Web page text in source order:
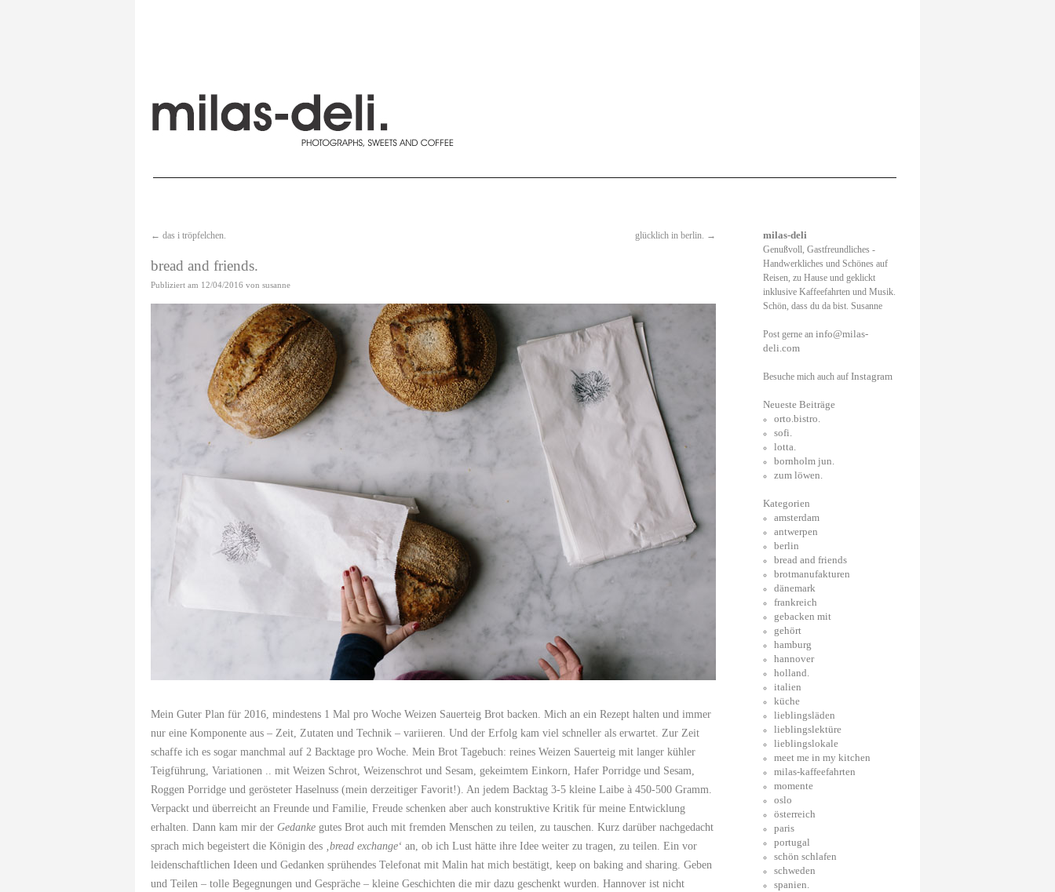
← das i tröpfelchen. glücklich in berlin. →
bread and friends.
Publiziert am 12/04/2016 von susanne
Mein Guter Plan für 2016, mindestens 1 Mal pro Woche Weizen Sauerteig Brot backen. Mich an ein Rezept halten und immer
nur eine Komponente aus – Zeit, Zutaten und Technik – variieren. Und der Erfolg kam viel schneller als erwartet. Zur Zeit
schaffe ich es sogar manchmal auf 2 Backtage pro Woche. Mein Brot Tagebuch: reines Weizen Sauerteig mit langer kühler
Teigführung, Variationen .. mit Weizen Schrot, Weizenschrot und Sesam, gekeimtem Einkorn, Hafer Porridge und Sesam,
Roggen Porridge und gerösteter Haselnuss (mein derzeitiger Favorit!). An jedem Backtag 3-5 kleine Laibe à 450-500 Gramm.
Verpackt und überreicht an Freunde und Familie, Freude schenken aber auch konstruktive Kritik für meine Entwicklung
erhalten. Dann kam mir der Gedanke gutes Brot auch mit fremden Menschen zu teilen, zu tauschen. Kurz darüber nachgedacht
sprach mich begeistert die Königin des ‚bread exchange‘ an, ob ich Lust hätte ihre Idee weiter zu tragen, zu teilen. Ein vor
leidenschaftlichen Ideen und Gedanken sprühendes Telefonat mit Malin hat mich bestätigt, keep on baking and sharing. Geben
und Teilen – tolle Begegnungen und Gespräche – kleine Geschichten die mir dazu geschenkt wurden. Hannover ist nicht
milas-deli
Genußvoll, Gastfreundliches -
Handwerkliches und Schönes auf
Reisen, zu Hause und geklickt
inklusive Kaffeefahrten und Musik.
Schön, dass du da bist. Susanne
Post gerne an info@milas-
deli.com
Besuche mich auch auf Instagram
Neueste Beiträge
orto.bistro.
sofi.
lotta.
bornholm jun.
zum löwen.
Kategorien
amsterdam
antwerpen
berlin
bread and friends
brotmanufakturen
dänemark
frankreich
gebacken mit
gehört
hamburg
hannover
holland.
italien
küche
lieblingsläden
lieblingslektüre
lieblingslokale
meet me in my kitchen
milas-kaffeefahrten
momente
oslo
österreich
paris
portugal
schön schlafen
schweden
spanien.